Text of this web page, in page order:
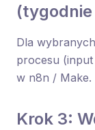
(tygodnie
Dla
procesu
w n8n / Make.
Krok 3: